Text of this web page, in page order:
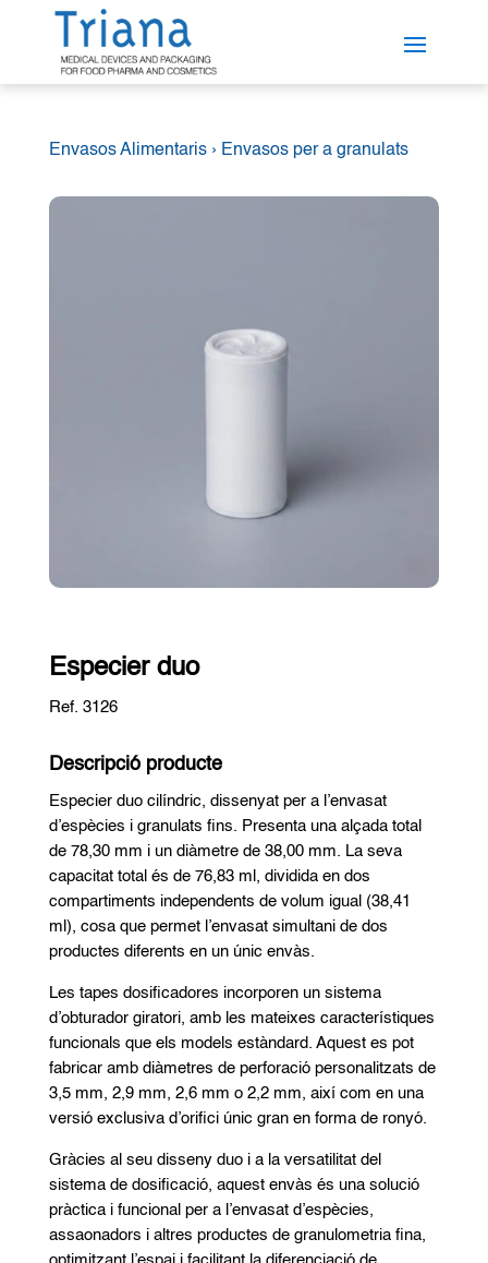
Envasos Alimentaris› Envasos per a granulats
Especier duo
Ref. 3126
Descripció producte
Especier duo cilíndric, dissenyat per a l’envasat
d’espècies i granulats fins. Presenta una alçada total
de 78,30 mm i un diàmetre de 38,00 mm. La seva
capacitat total és de 76,83 ml, dividida en dos
compartiments independents de volum igual (38,41
ml), cosa que permet l’envasat simultani de dos
productes diferents en un únic envàs.
Les tapes dosificadores incorporen un sistema
d’obturador giratori, amb les mateixes característiques
funcionals que els models estàndard. Aquest es pot
fabricar amb diàmetres de perforació personalitzats de
3,5 mm, 2,9 mm, 2,6 mm o 2,2 mm, així com en una
versió exclusiva d’orifici únic gran en forma de ronyó.
Gràcies al seu disseny duo i a la versatilitat del
sistema de dosificació, aquest envàs és una solució
pràctica i funcional per a l’envasat d’espècies,
assaonadors i altres productes de granulometria fina,